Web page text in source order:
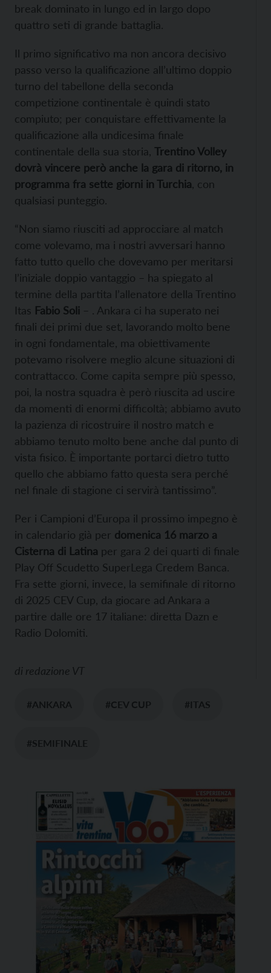
break dominato in lungo ed in largo dopo
quattro seti di grande battaglia.
Il primo significativo ma non ancora decisivo
passo verso la qualificazione all’ultimo doppio
turno del tabellone della seconda
competizione continentale è quindi stato
compiuto; per conquistare effettivamente la
qualificazione alla undicesima finale
continentale della sua storia, Trentino Volley
dovrà vincere però anche la gara di ritorno, in
programma fra sette giorni in Turchia , con
qualsiasi punteggio.
“Non siamo riusciti ad approcciare al match
come volevamo, ma i nostri avversari hanno
fatto tutto quello che dovevamo per meritarsi
l’iniziale doppio vantaggio – ha spiegato al
termine della partita l’allenatore della Trentino
Itas Fabio Soli – . Ankara ci ha superato nei
finali dei primi due set, lavorando molto bene
in ogni fondamentale, ma obiettivamente
potevamo risolvere meglio alcune situazioni di
contrattacco. Come capita sempre più spesso,
poi, la nostra squadra è però riuscita ad uscire
da momenti di enormi difficoltà; abbiamo avuto
la pazienza di ricostruire il nostro match e
abbiamo tenuto molto bene anche dal punto di
vista fisico. È importante portarci dietro tutto
quello che abbiamo fatto questa sera perché
nel finale di stagione ci servirà tantissimo”.
Per i Campioni d’Europa il prossimo impegno è
in calendario già per domenica 16 marzo a
Cisterna di Latina per gara 2 dei quarti di finale
Play Off Scudetto SuperLega Credem Banca.
Fra sette giorni, invece, la semifinale di ritorno
di 2025 CEV Cup, da giocare ad Ankara a
partire dalle ore 17 italiane: diretta Dazn e
Radio Dolomiti.
di redazione VT
#ANKARA #CEV CUP #ITAS
#SEMIFINALE